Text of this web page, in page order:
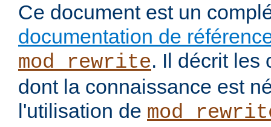
Ce document est un
documentation de
mod_rewrite. Il décrit les
dont la connaissance est
l'utilisation de